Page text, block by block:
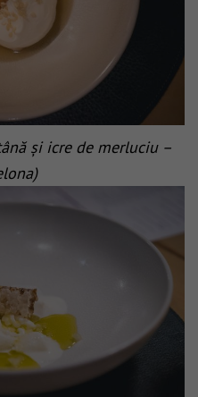
și icre de merluciu –